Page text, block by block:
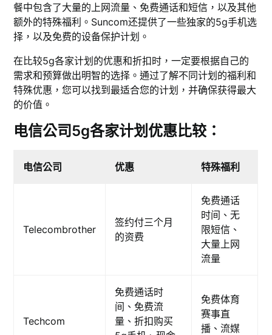
餐中包含了大量的上网流量、免费通话和短信，以及其他
额外的特殊福利。Suncom还提供了一些独家的5g手机选
择，以及免费的设备保护计划。
在比较5g各家计划的优惠和折扣时，一定要根据自己的
需求和预算做出明智的选择。通过了解不同计划的福利和
特殊优惠，您可以找到最适合您的计划，并确保获得最大
的价值。
电信公司5g各家计划优惠比较：
电信公司 优惠 特殊福利
Telecombrother
签约付三个月
的资费
免费通话
时间、无
限短信、
大量上网
流量
Techcom
免费通话时
间、免费流
量、折扣购买
免费体育
赛事直
播、流媒